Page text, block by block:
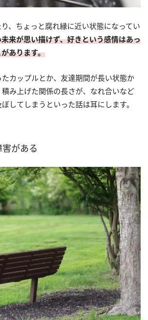
、ちょっと腐れ縁に近い状態になってい
来が思い描けず、好きという感情はあっ
あります。
カップルとか、友達期間が長い状態か
み上げた関係の長さが、なれ合いなど
してしまうといった話は耳にします。
害がある